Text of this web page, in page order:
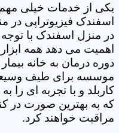
یکی از خدمات خیلی
اسفندک فیزیوتراپی
در منزل اسفندک با توجه
اهمیت می دهد همه
دوره درمان به خانه
موسسه برای طیف
کاربلد و با تجربه ای را
که به بهترین صورت در
مراقبت خواهند کرد.